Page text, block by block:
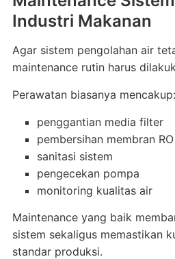
Industri Makanan
Agar sistem pengolahan air
maintenance rutin harus
Perawatan biasanya mencakup:
penggantian media filter
pembersihan membran RO
sanitasi sistem
pengecekan pompa
monitoring kualitas air
Maintenance yang baik
sistem sekaligus memastikan
standar produksi.